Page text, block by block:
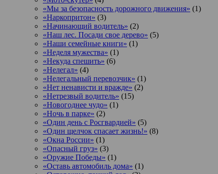
«Мы за безопасность дорожного движения» (1)
«Наркопритон» (3)
«Начинающий водитель» (2)
«Наш лес. Посади свое дерево» (5)
«Наши семейные книги» (1)
«Неделя мужества» (1)
«Некуда спешить» (6)
«Нелегал» (4)
«Нелегальный перевозчик» (1)
«Нет ненависти и вражде» (2)
«Нетрезвый водитель» (15)
«Новогоднее чудо» (1)
«Ночь в парке» (2)
«Один день с Росгвардией» (5)
«Один щелчок спасает жизнь!» (8)
«Окна России» (1)
«Опасный груз» (3)
«Оружие Победы» (1)
«Оставь автомобиль дома» (1)